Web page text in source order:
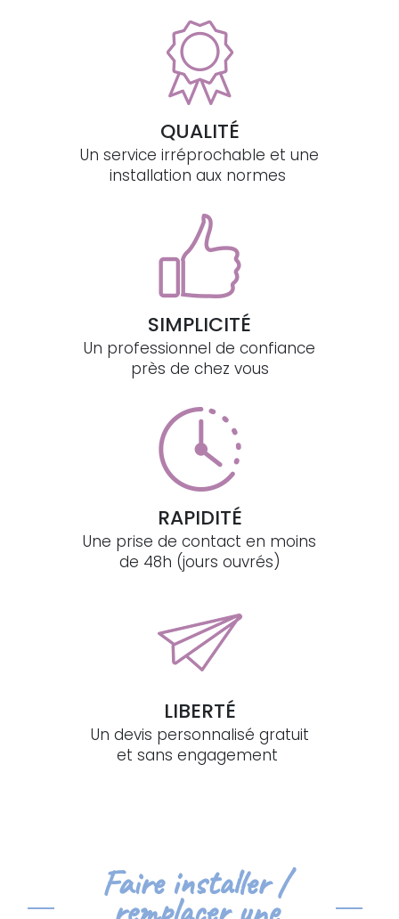
QUALITÉ
Un service irréprochable et une
installation aux normes
SIMPLICITÉ
Un professionnel de confiance
près de chez vous
RAPIDITÉ
Une prise de contact en moins
de 48h (jours ouvrés)
LIBERTÉ
Un devis personnalisé gratuit
et sans engagement
Faire installer /